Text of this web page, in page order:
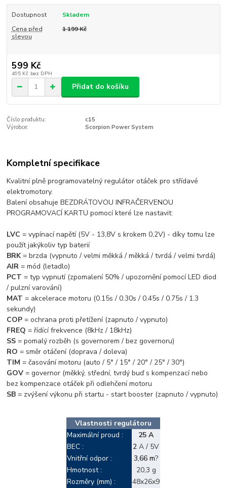
Dostupnost
Skladem
Cena před
slevou
1 199 Kč
599 Kč
495 Kč bez DPH
Přidat do košíku
Číslo produktu:
c15
Výrobce:
Scorpion Power System
Kompletní specifikace
Kvalitní plně programovatelný regulátor otáček pro střídavé
elektromotory.
Balení obsahuje BEZDRÁTOVOU INFRAČERVENOU
PROGRAMOVACÍ KARTU pomocí které lze nastavit:
LVC = vypínací napětí (5V - 13,8V s krokem 0,2V) - díky tomu lze
použít jakýkoliv typ baterií
BRK= brzda (vypnuto / velmi měkká / měkká / tvrdá / velmi tvrdá)
AIR = mód (letadlo)
PCT = typ vypnutí (zpomalení 50% / upozornění pomocí LED diod
/ pulzní varování)
MAT = akcelerace motoru (0.15s / 0.30s / 0.45s / 0.75s / 1.3
sekundy)
COP = ochrana proti přetížení (zapnuto / vypnuto)
FREQ = řídící frekvence (8kHz / 18kHz)
SS = pomalý rozběh (s governorem / bez governoru)
RO = směr otáčení (doprava / doleva)
TIM = časování motoru (auto / 5° / 15° / 20° / 25° / 30°)
GOV = governor (měkký, střední, tvrdý buď s kompenzací nebo
bez kompenzace otáček při odlehčení motoru
SB = zvýšení výkonu při startu - start booster (zapnuto / vypnuto)
Vlastnosti regulátoru
Maximální proud :
25 A
BEC :
2 A / 5V
Vnitřní odpor :
3,66 m?
Hmotnost :
20,3 g
Rozměry (mm) :
48x26x9